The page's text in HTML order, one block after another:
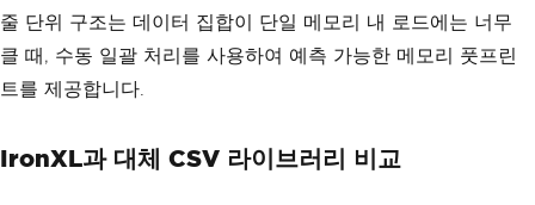
줄 단위 구조는 데이터 집합이 단일 메모리 내 로드에는 너무
클 때, 수동 일괄 처리를 사용하여 예측 가능한 메모리 풋프린
트를 제공합니다.
IronXL과 대체 CSV 라이브러리 비교